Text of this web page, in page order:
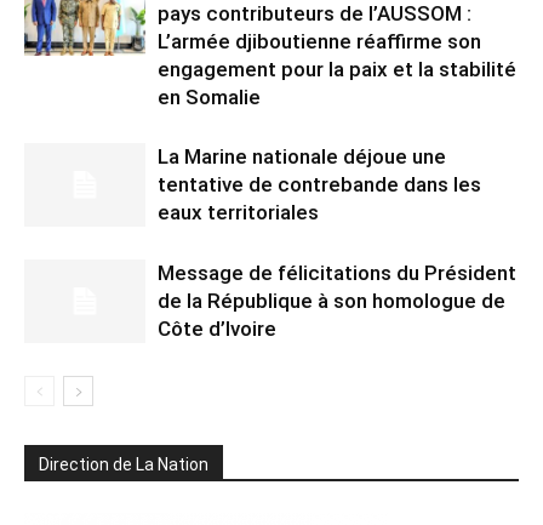
pays contributeurs de l’AUSSOM :
L’armée djiboutienne réaffirme son
engagement pour la paix et la stabilité
en Somalie
La Marine nationale déjoue une
tentative de contrebande dans les
eaux territoriales
Message de félicitations du Président
de la République à son homologue de
Côte d’Ivoire
Direction de La Nation